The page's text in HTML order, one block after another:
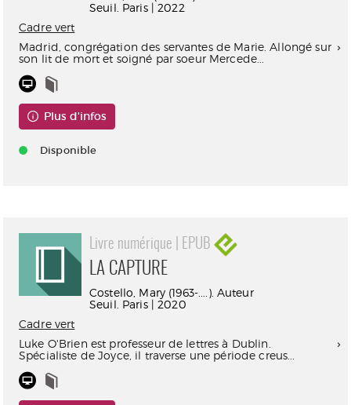
Seuil. Paris | 2022
Cadre vert
Madrid, congrégation des servantes de Marie. Allongé sur
son lit de mort et soigné par soeur Mercede...
Plus d'infos
Disponible
Livre numérique | EPUB
LA CAPTURE
Costello, Mary (1963-....). Auteur
Seuil. Paris | 2020
Cadre vert
Luke O'Brien est professeur de lettres à Dublin.
Spécialiste de Joyce, il traverse une période creus...